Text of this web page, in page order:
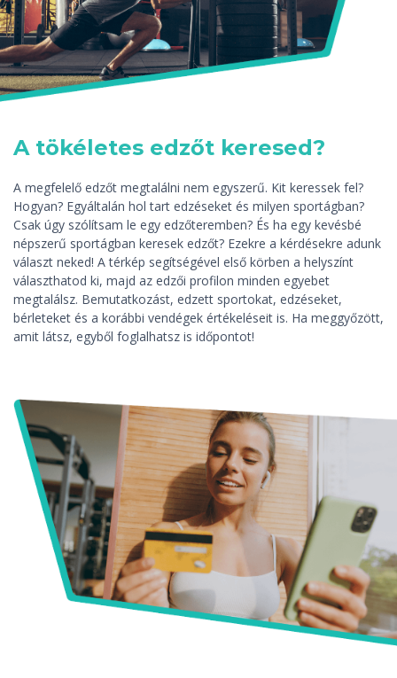
A tökéletes edzőt keresed?
A megfelelő edzőt megtalálni nem egyszerű. Kit keressek fel?
Hogyan? Egyáltalán hol tart edzéseket és milyen sportágban?
Csak úgy szólítsam le egy edzőteremben? És ha egy kevésbé
népszerű sportágban keresek edzőt? Ezekre a kérdésekre adunk
választ neked! A térkép segítségével első körben a helyszínt
választhatod ki, majd az edzői profilon minden egyebet
megtalálsz. Bemutatkozást, edzett sportokat, edzéseket,
bérleteket és a korábbi vendégek értékeléseit is. Ha meggyőzött,
amit látsz, egyből foglalhatsz is időpontot!